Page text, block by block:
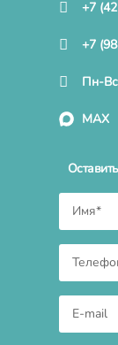
+7
+7
Пн-
MAX